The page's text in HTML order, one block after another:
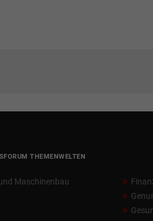
THEMENWELTEN
Maschinenbau